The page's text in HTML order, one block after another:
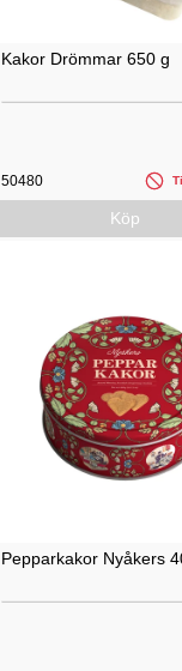
Kakor Drömmar 650 g
50480
Köp
Pepparkakor Nyåkers